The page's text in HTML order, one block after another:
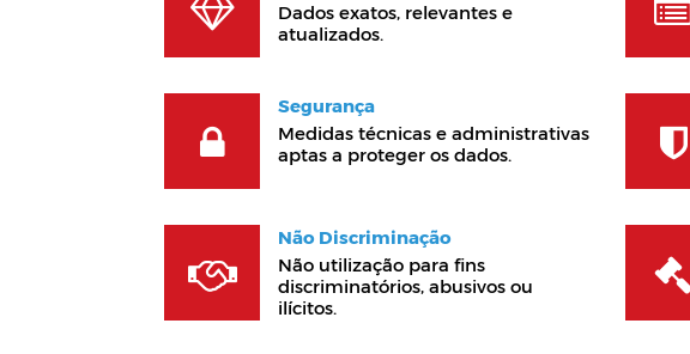
Dados exatos, relevantes e
atualizados.
Segurança
Medidas técnicas e administrativas
aptas a proteger os dados.
Não Discriminação
Não utilização para fins
discriminatórios, abusivos ou
ilícitos.